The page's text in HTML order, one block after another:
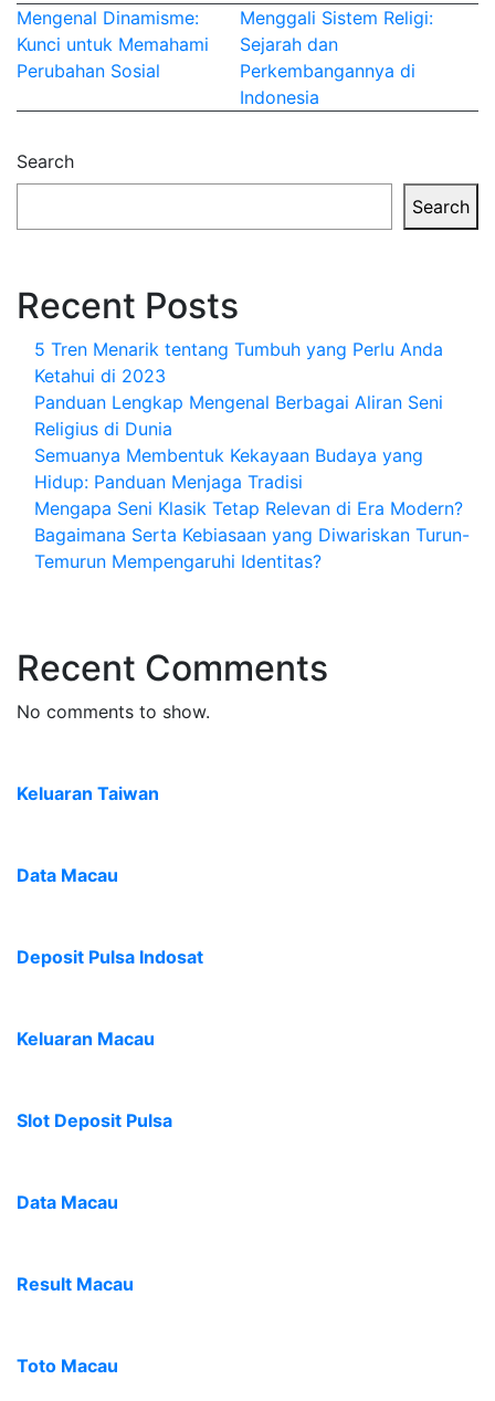
Post
navigation
Mengenal Dinamisme:
Kunci untuk Memahami
Perubahan Sosial
Menggali Sistem Religi:
Sejarah dan
Perkembangannya di
Indonesia
Search
Search
Recent Posts
5 Tren Menarik tentang Tumbuh yang Perlu Anda
Ketahui di 2023
Panduan Lengkap Mengenal Berbagai Aliran Seni
Religius di Dunia
Semuanya Membentuk Kekayaan Budaya yang
Hidup: Panduan Menjaga Tradisi
Mengapa Seni Klasik Tetap Relevan di Era Modern?
Bagaimana Serta Kebiasaan yang Diwariskan Turun-
Temurun Mempengaruhi Identitas?
Recent Comments
No comments to show.
Keluaran Taiwan
Data Macau
Deposit Pulsa Indosat
Keluaran Macau
Slot Deposit Pulsa
Data Macau
Result Macau
Toto Macau